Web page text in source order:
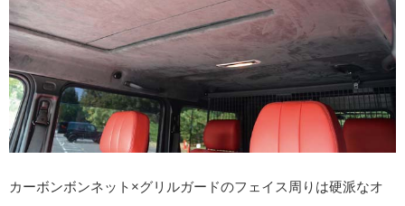
カーボンボンネット×グリルガードのフェイス周りは硬派なオ